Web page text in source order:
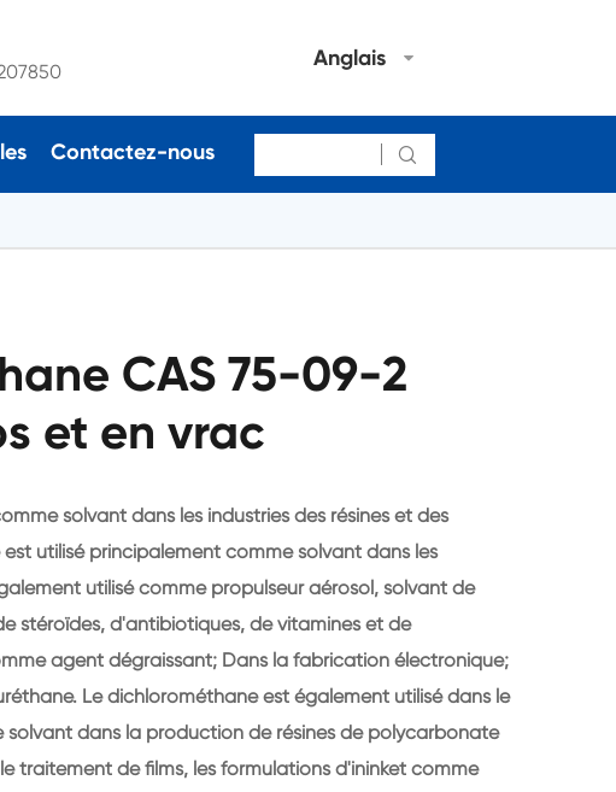
Anglais
Contactez-nous 
CAS 75-09-2
et en vrac
solvant dans les industries des résines et des
utilisé principalement comme solvant dans les
utilisé comme propulseur aérosol, solvant de
stéroïdes, d'antibiotiques, de vitamines et de
agent dégraissant; Dans la fabrication électronique;
Le dichlorométhane est également utilisé dans le
dans la production de résines de polycarbonate
traitement de films, les formulations d'ininket comme